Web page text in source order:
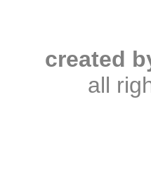
created
all